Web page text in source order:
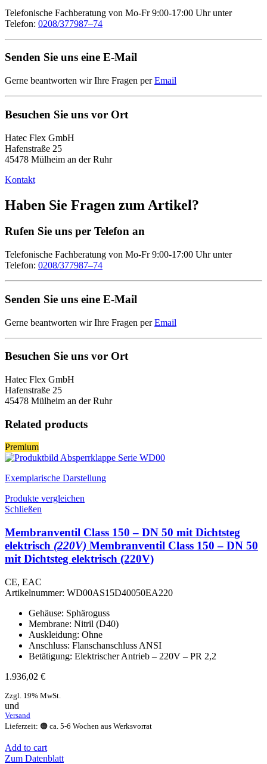
Telefonische Fachberatung von Mo-Fr 9:00-17:00 Uhr unter
Telefon: 0208/377987–74
Senden Sie uns eine E-Mail
Gerne beantworten wir Ihre Fragen perEmail
Besuchen Sie uns vor Ort
Hatec Flex GmbH
Hafenstraße 25
45478 Mülheim an der Ruhr
Kontakt
Haben Sie Fragen zum Artikel?
Rufen Sie uns per Telefon an
Telefonische Fachberatung von Mo-Fr 9:00-17:00 Uhr unter
Telefon: 0208/377987–74
Senden Sie uns eine E-Mail
Gerne beantworten wir Ihre Fragen perEmail
Besuchen Sie uns vor Ort
Hatec Flex GmbH
Hafenstraße 25
45478 Mülheim an der Ruhr
Related products
Premium
Exemplarische Darstellung
Produkte vergleichen
Schließen
Membranventil Class 150 – DN 50 mit Dichtsteg
elektrisch (220V) Membranventil Class 150 – DN 50
mit Dichtsteg elektrisch (220V)
CE, EAC
Artikelnummer: WD00AS15D40050EA220
Gehäuse: Sphäroguss
Membrane: Nitril (D40)
Auskleidung: Ohne
Anschluss: Flanschanschluss ANSI
Betätigung: Elektrischer Antrieb – 220V – PR 2,2
1.936,02 €
Zzgl. 19% MwSt.
und
Versand
Lieferzeit: 🟠 ca. 5-6 Wochen aus Werksvorrat
Add to cart
Zum Datenblatt